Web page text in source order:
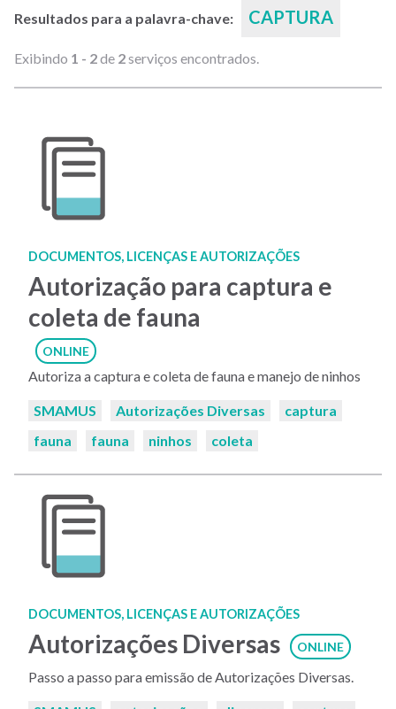
Resultados para a palavra-chave: CAPTURA
Exibindo 1 - 2de 2serviços encontrados.
DOCUMENTOS, LICENÇAS E AUTORIZAÇÕES
Autorização para captura e
coleta de fauna
ONLINE
Autoriza a captura e coleta de fauna e manejo de ninhos
Palavras-
SMAMUS Autorizações Diversas
captura
fauna
fauna ninhos coleta
DOCUMENTOS, LICENÇAS E AUTORIZAÇÕES
Autorizações Diversas ONLINE
Passo a passo para emissão de Autorizações Diversas.